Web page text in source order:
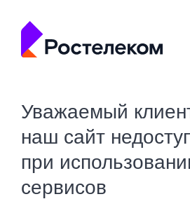
Уважаемый
наш сайт
при
сервисов